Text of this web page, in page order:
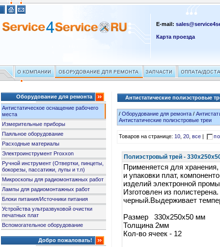
E-mail:
Карта проезда
Оборудование для ремонта
Антистатическое оснащение рабочего
места
Измерительные приборы
Паяльное оборудование
Расходные материалы
Электроинструмент Proxxon
Ручной инструмент (Отвертки, пинцеты,
бокорезы, пассатижи, лупы и т.п)
Микроскопы для радиомонтажных работ
Лампы для радиомонтажных работ
Блоки питания/Источники питания
Устройства ультразвуковой очистки
печатных плат
Вспомогательное оборудование
Добро пожаловать!
Антистатические полиэстровые
/Оборудование для ремонта /
Антистатические полиэстровые треи
Товаров на странице:10,20,все
Полиэстровый трей -
Применяется для хранения,
и упаковки плат,
изделий электронной
Изготовлен из
черный.Выдерживает
Размер 330x250x50 мм
Толщина 2мм
Кол-во ячеек - 12